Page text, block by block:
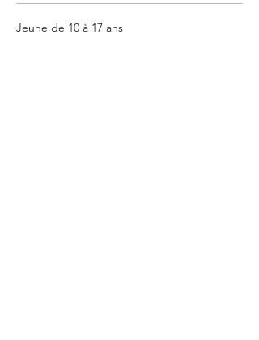
Jeune de 10 à 17 ans